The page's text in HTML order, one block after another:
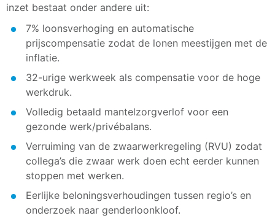
inzet bestaat onder andere uit:
7% loonsverhoging en automatische
prijscompensatie zodat de lonen meestijgen met de
inflatie.
32-urige werkweek als compensatie voor de hoge
werkdruk.
Volledig betaald mantelzorgverlof voor een
gezonde werk/privébalans.
Verruiming van de zwaarwerkregeling (RVU) zodat
collega’s die zwaar werk doen echt eerder kunnen
stoppen met werken.
Eerlijke beloningsverhoudingen tussen regio’s en
onderzoek naar genderloonkloof.